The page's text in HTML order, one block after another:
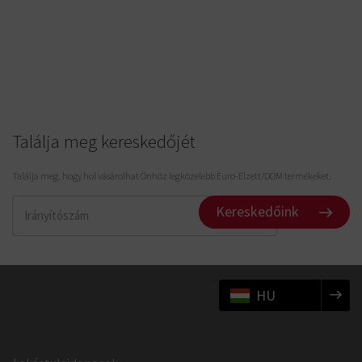
Találja meg kereskedőjét
Találja meg, hogy hol vásárolhat Önhöz legközelebb Euro-Elzett/DOM termékeket.
Kereskedőink
HU